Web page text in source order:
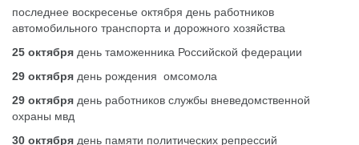
последнее воскресенье октября день работников
автомобильного транспорта и дорожного хозяйства
25 октября день таможенника Российской федерации
29 октября день рождения омсомола
29 октября день работников службы вневедомственной
охраны мвд
30 октября день памяти политических репрессий